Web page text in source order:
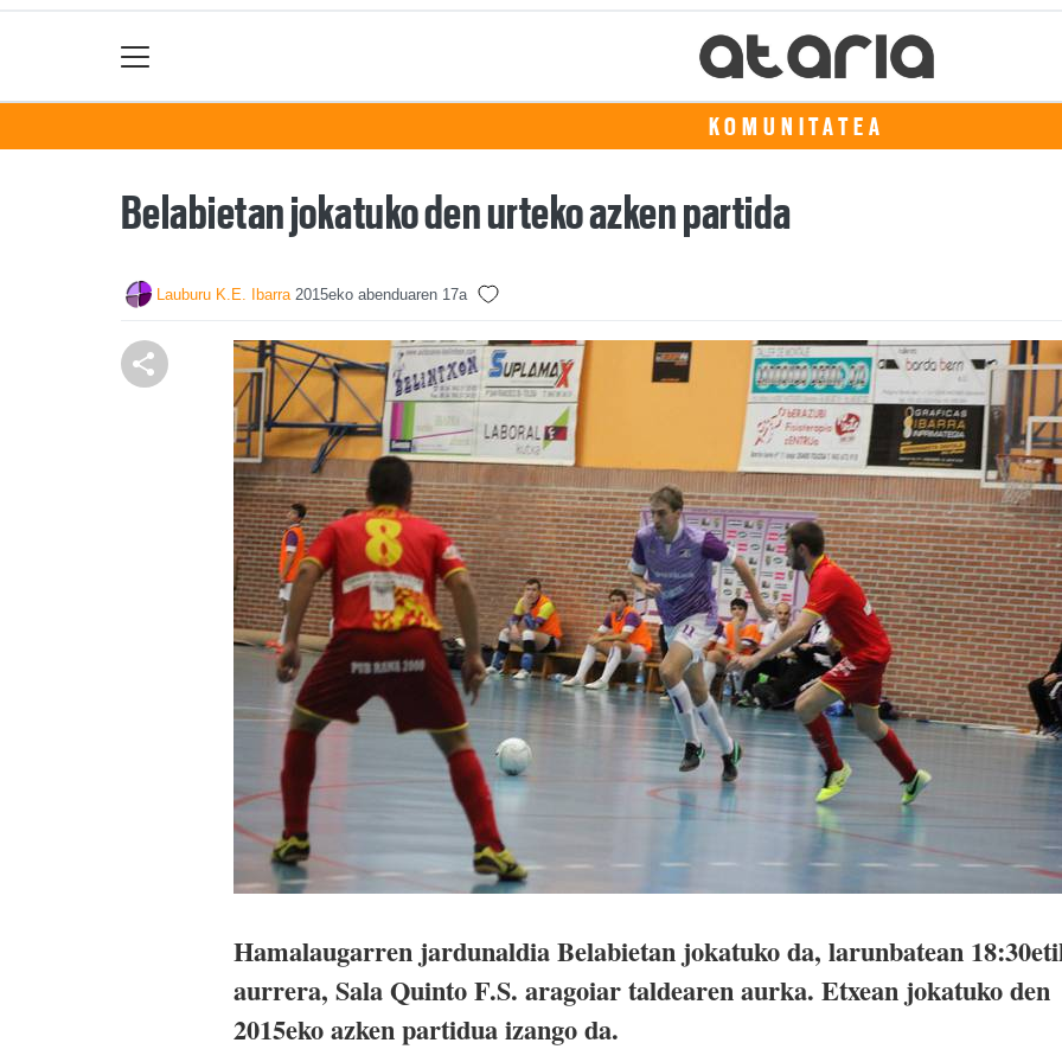
KOMUNITATEA
Belabietan jokatuko den urteko azken partida
Lauburu K.E. Ibarra 2015eko abenduaren 17a
Hamalaugarren jardunaldia Belabietan jokatuko da, larunbatean
aurrera, Sala Quinto F.S. aragoiar taldearen aurka. Etxean jokatuko den
2015eko azken partidua izango da.